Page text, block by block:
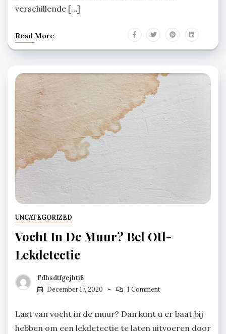
verschillende […]
Read More
UNCATEGORIZED
Vocht In De Muur? Bel Otl-
Lekdetectie
Fdhsdtfgejhti8
December 17, 2020
1 Comment
Last van vocht in de muur? Dan kunt u er baat bij
hebben om een lekdetectie te laten uitvoeren door